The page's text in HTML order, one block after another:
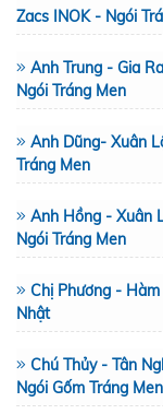
Zacs INOK - Ngói
Anh Trung - Gia
Ngói Tráng Men
Anh Dũng- Xuân
Tráng Men
Anh Hồng - Xuân
Ngói Tráng Men
Chị Phương -
Nhật
Chú Thủy - Tân
Ngói Gốm Tráng Men